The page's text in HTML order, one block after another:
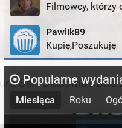
Filmowcy, którzy
Pawlik89
Kupię,Poszukuję
Popularne
Miesiąca Roku
San Giacomo? She's